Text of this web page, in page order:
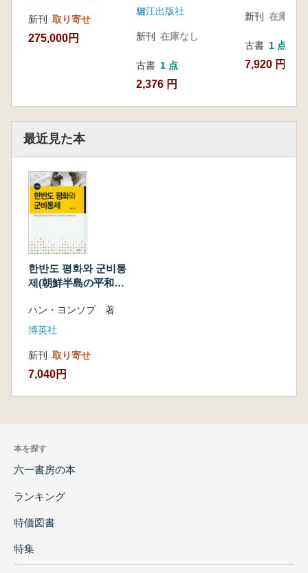
新刊 取り寄せ
275,000円
驪江出版社
新刊 在庫なし
古書 1 点
2,376 円
新刊 在庫なし
古書 1 点
7,920 円
最近見た本
한반도 평화와 군비통
제(朝鮮半島の平和と
ハン・ヨンソプ 著
博英社
新刊 取り寄せ
7,040円
本を探す
六一書房の本
ランキング
特価図書
特集